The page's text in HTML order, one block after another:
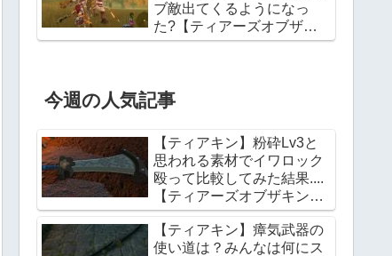
ブ敵出てくるようになっ
た?【ティアーズオブザキ
ングダム】
今週の人気記事
【ティアキン】粉砕Lv3と
思われる素材でイワロック
殴って比較してみた結果....
【ティアーズオブザキング
ダム】
【ティアキン】瘴気武器の
使い道は？みんなは何にス